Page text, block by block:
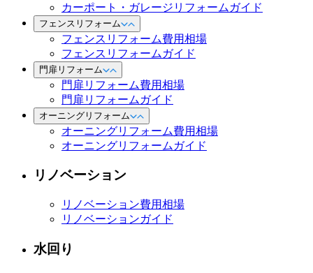
カーポート・ガレージリフォームガイド
フェンスリフォーム
フェンスリフォーム費用相場
フェンスリフォームガイド
門扉リフォーム
門扉リフォーム費用相場
門扉リフォームガイド
オーニングリフォーム
オーニングリフォーム費用相場
オーニングリフォームガイド
リノベーション
リノベーション費用相場
リノベーションガイド
水回り